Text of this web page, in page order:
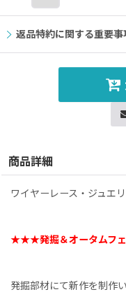
返品特約に関する重要事
商品詳細
ワイヤーレース・ジュエ
★★★発掘＆オータムフ
発掘部材にて新作を制作